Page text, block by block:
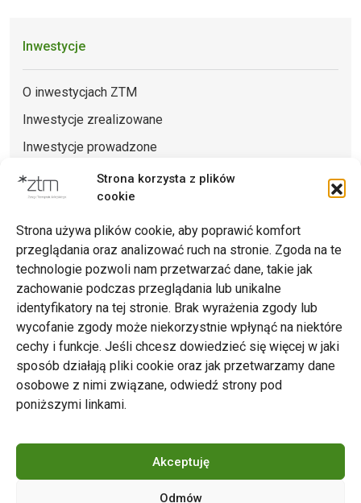
Strona korzysta z plików
cookie
Strona używa plików cookie, aby poprawić komfort
przeglądania oraz analizować ruch na stronie. Zgoda na te
technologie pozwoli nam przetwarzać dane, takie jak
zachowanie podczas przeglądania lub unikalne
identyfikatory na tej stronie. Brak wyrażenia zgody lub
wycofanie zgody może niekorzystnie wpłynąć na niektóre
cechy i funkcje. Jeśli chcesz dowiedzieć się więcej w jaki
sposób działają pliki cookie oraz jak przetwarzamy dane
osobowe z nimi związane, odwiedź strony pod
poniższymi linkami.
Akceptuję
Odmów
Inwestycje
O inwestycjach ZTM
Inwestycje zrealizowane
Inwestycje prowadzone
Wytyczne dla projektowania infrastruktury PTZ
Zarząd Transportu Miejskiego w Poznaniu
Napisz do nas
tel. 61 646 33 44
ul. Matejki 59, 60-770 Poznań